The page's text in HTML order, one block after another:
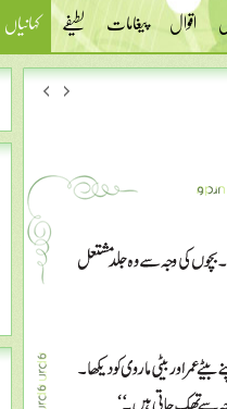
اقوال پیغامات لطیفے کہانیاں